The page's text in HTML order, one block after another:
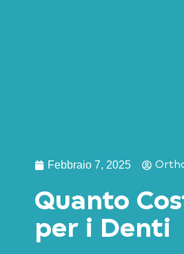
Febbraio 7, 2025
Quanto
per i Denti